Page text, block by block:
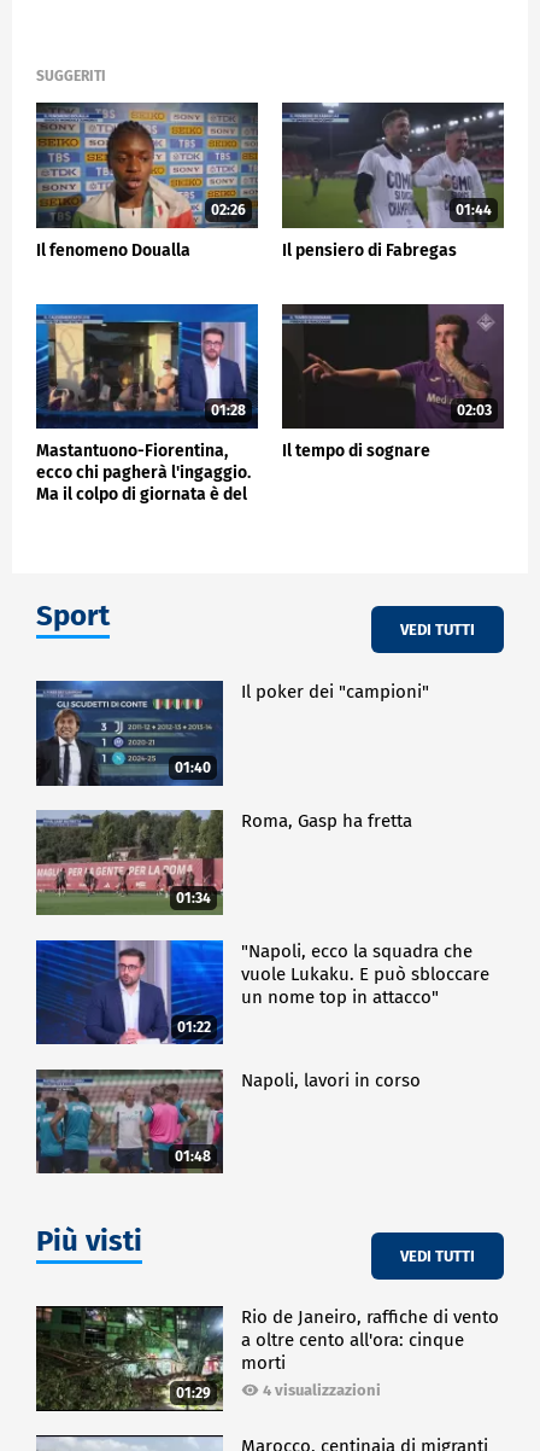
SUGGERITI
02:26
Il fenomeno Doualla
01:44
Il pensiero di Fabregas
01:28
Mastantuono-Fiorentina,
ecco chi pagherà l'ingaggio.
Ma il colpo di giornata è del
02:03
Il tempo di sognare
Sport VEDI TUTTI
01:40
Il poker dei "campioni"
01:34
Roma, Gasp ha fretta
01:22
"Napoli, ecco la squadra che
vuole Lukaku. E può sbloccare
un nome top in attacco"
01:48
Napoli, lavori in corso
Più visti VEDI TUTTI
01:29
Rio de Janeiro, raffiche di vento
a oltre cento all'ora: cinque
morti
4 visualizzazioni
Marocco, centinaia di migranti